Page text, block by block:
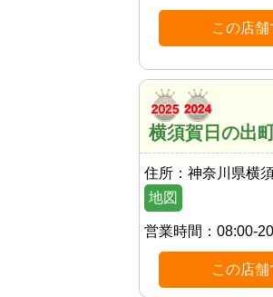
この店
横須賀日の出
住所： 神奈川県横
地図
営業時間： 08:00-
この店